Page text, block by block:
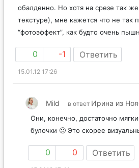
обалденно. Но хотя на срезе так же
текстуре), мне кажется что не так
“фотоэффект”, как будто очень
0 -1 Ответить
15.01.12 17:26
Mild в ответ Ирина из
Они, конечно, достаточно
булочки 🙂 Это скорее
0 0 Ответить